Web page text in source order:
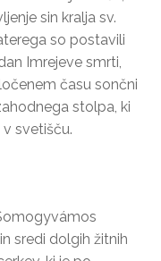
sin kralja sv.
so postavili
Imrejeve smrti,
času sončni
stolpa, ki
svetišču.
sredi dolgih žitnih